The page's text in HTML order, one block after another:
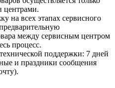
центрами.
на всех этапах сервисного
между сервисным центром
процесс.
поддержки: 7 дней
и праздники сообщения